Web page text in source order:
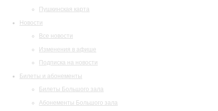
Пушкинская карта
Новости
Все новости
Изменения в афише
Подписка на новости
Билеты и абонементы
Билеты Большого зала
Абонементы Большого зала